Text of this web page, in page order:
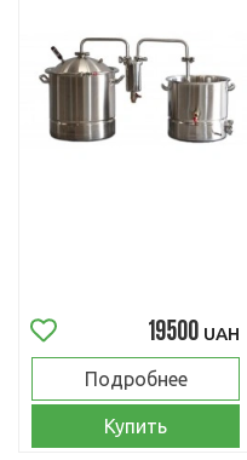
19500 UAH
Подробнее
Купить